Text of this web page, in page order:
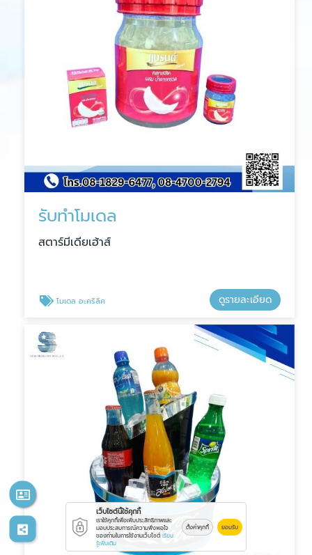
รับทำโมเดล
สตาร์มีเดียเฮ้าส์
โมเดล อะคริลิค ดูรายละเอียด
เว็บไซต์นี้ใช้คุกกี้
เราใช้คุกกี้เพื่อเพิ่มประสิทธิภาพและ
มอบประสบการณ์ความพึงพอใจ
ของท่านในการใช้งานเว็บไซต์ เรียน
รู้เพิ่มเติม
ตั้งค่าคุกกี้ ยอมรับ